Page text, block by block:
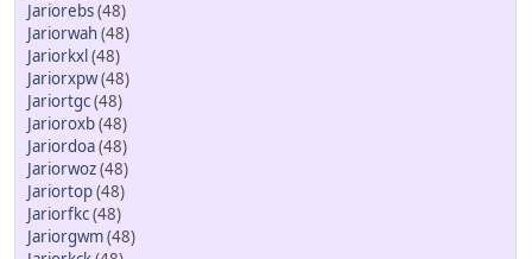
Jariorebs(48)
Jariorwah(48)
Jariorkxl(48)
Jariorxpw(48)
Jariortgc(48)
Jarioroxb(48)
Jariordoa(48)
Jariorwoz(48)
Jariortop(48)
Jariorfkc(48)
Jariorgwm(48)